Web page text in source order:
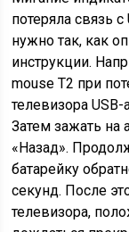
потеряла связь
нужно так, как
инструкции.
mouse T2 при
телевизора USB-
Затем зажать на
«Назад».
батарейку
секунд. После
телевизора,